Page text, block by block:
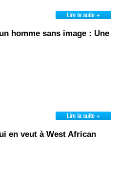
homme sans image : Une
en veut à West African